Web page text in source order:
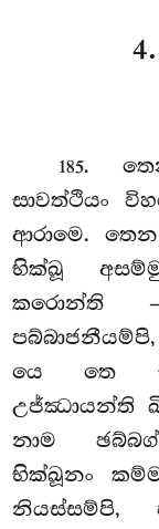
185.
සාවත්ථියං
ආරාමෙ.
භික්ඛූ
කරොන්ති
යෙ තෙ
උජ්ඣායන්ති
නාම
භික්ඛූනං
නියස්සම්පි,